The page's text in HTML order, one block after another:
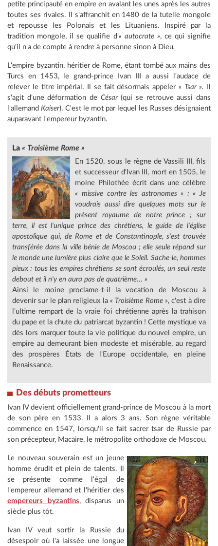
petite principauté en empire en avalant les unes après les autres
toutes ses rivales. Il s'affranchit en 1480 de la tutelle mongole
et repousse les Polonais et les Lituaniens. Inspiré par la
tradition mongole, il se qualifie d'« autocrate », ce qui signifie
qu'il n'a de compte à rendre à personne sinon à Dieu.
L'empire byzantin, héritier de Rome, étant tombé aux mains des
Turcs en 1453, le grand-prince Ivan III a aussi l'audace de
relever le titre impérial. Il se fait désormais appeler « Tsar ».
s'agit d'une déformation de César(qui se retrouve aussi dans
l'allemand Kaiser). C'est le mot par lequel les Russes désignaient
auparavant l'empereur byzantin.
La « Troisième Rome »
En 1520, sous le règne de Vassili III, fils
et successeur d'Ivan III, mort en 1505, le
moine Philothée écrit dans une célèbre
« missive contre les astronomes » : « Je
voudrais aussi dire quelques mots sur le
présent royaume de notre prince ; sur
terre, il est l'unique prince des chrétiens, le guide de l'église
apostolique qui, de Rome et de Constantinople, s'est trouvée
transférée dans la ville bénie de Moscou ; elle seule répand sur
le monde une lumière plus claire que le Soleil. Sache-le, hommes
pieux : tous les empires chrétiens se sont écroulés, un seul reste
debout et il n'y en aura pas de quatrième... »
Ainsi le moine proclame-t-il la vocation de Moscou à
devenir sur le plan religieux la « Troisième Rome », c'est à dire
l'ultime rempart de la vraie foi chrétienne après la trahison
du pape et la chute du patriarcat byzantin ! Cette mystique va
dès lors marquer toute la vie politique du nouvel empire, un
empire au demeurant bien modeste et misérable, au regard
des prospères États de l'Europe occidentale, en pleine
Renaissance.
Des débuts prometteurs
Ivan IV devient officiellement grand-prince de Moscou à la mort
de son père en 1533. Il a alors 3 ans. Son règne véritable
commence en 1547, lorsqu'il se fait sacrer tsar de Russie par
son précepteur, Macaire, le métropolite orthodoxe de Moscou.
Le nouveau souverain est un jeune
homme érudit et plein de talents. Il
se présente comme l'égal de
l'empereur allemand et l'héritier des
empereurs byzantins, disparus un
siècle plus tôt.
Ivan IV veut sortir la Russie du
désespoir où l'a laissée une longue